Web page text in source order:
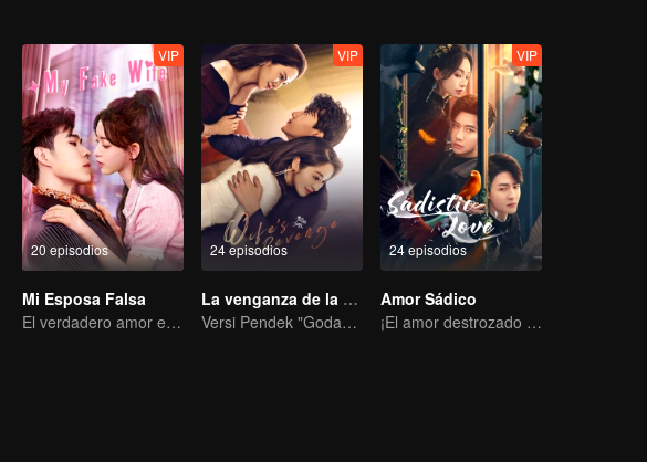
20 episodios
VIP
Mi Esposa Falsa
El verdadero amor engendrado en el matrimonio sustituto
24 episodios
VIP
La venganza de la esposa
Versi Pendek "Godaan Pulang"
24 episodios
VIP
Amor Sádico
¡El amor destrozado de Dai Gaozheng restaurado!